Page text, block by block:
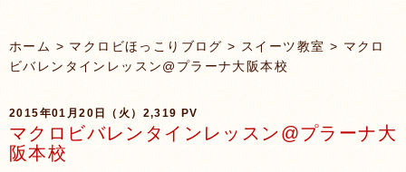
ホーム > マクロビほっこりブログ > スイーツ教室 > マクロ
ビバレンタインレッスン@プラーナ大阪本校
2015年01月20日（火） 2,319 PV
マクロビバレンタインレッスン@プラーナ大
阪本校